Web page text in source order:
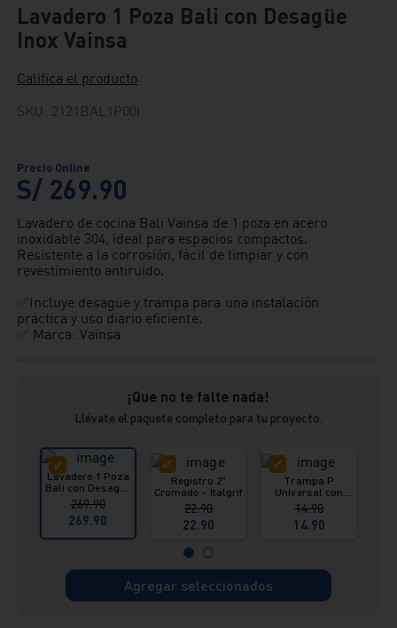
Lavadero 1 Poza Bali con Desagüe
Inox Vainsa
Califica el producto
SKU : 2121BAL1P00I
S/ 269.90
Lavadero de cocina Bali Vainsa de 1 poza en acero
inoxidable 304, ideal para espacios compactos.
Resistente a la corrosión, fácil de limpiar y con
revestimiento antiruido.
✅Incluye desagüe y trampa para una instalación
práctica y uso diario eficiente.
✅ Marca: Vainsa
¡Que no te falte nada!
Llévate el paquete completo para tu proyecto.
Lavadero 1 Poza
Bali con Desagüe
Inox Vainsa
269.90
269.90
Registro 2"
Cromado - Italgrif
22.90
22.90
Trampa P
Universal con
Registro
14.90
14.90
Agregar seleccionados